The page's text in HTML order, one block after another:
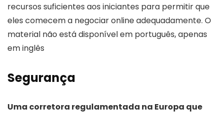
recursos suficientes aos iniciantes para permitir que
eles comecem a negociar online adequadamente. O
material não está disponível em português, apenas
em inglês
Segurança
Uma corretora regulamentada na Europa que